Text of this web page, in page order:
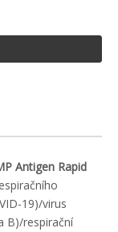
Antigen Rapid
19)/virus
B)/respirační